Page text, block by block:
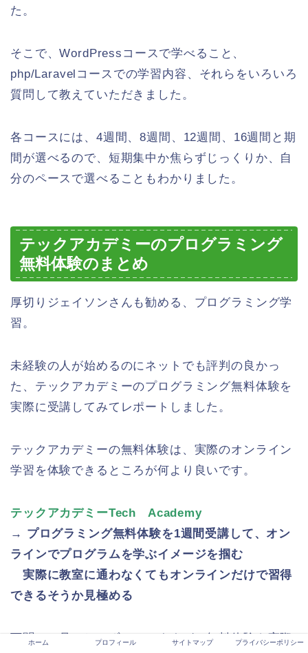
た。
そこで、WordPressコースで学べること、
php/Laravelコースでの学習内容、それらをいろいろ
質問して教えていただきました。
各コースには、4週間、8週間、12週間、16週間と期
間が選べるので、短期集中か焦らずじっくりか、自
分のペースで選べることもわかりました。
テックアカデミーのプログラミング
無料体験のまとめ
厚切りジェイソンさんも勧める、プログラミング学
習。
未経験の人が始めるのにネットでも評判の良かっ
た、テックアカデミーのプログラミング無料体験を
実際に受講してみてレポートしました。
テックアカデミーの無料体験は、実際のオンライン
学習を体験できるところが何より良いです。
テックアカデミーTech Academy
→ プログラミング無料体験を1週間受講して、オン
ラインでプログラムを学ぶイメージを掴む
実際に教室に通わなくてもオンラインだけで習得
できるそうか見極める
百聞は一見にしかずといいますが、無料体験を実際
ホーム プロフィール サイトマップ プライバシーポリシー